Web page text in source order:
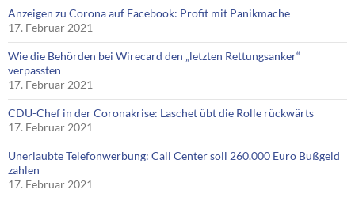
Anzeigen zu Corona auf Facebook: Profit mit Panikmache
17. Februar 2021
Wie die Behörden bei Wirecard den „letzten Rettungsanker“
verpassten
17. Februar 2021
CDU-Chef in der Coronakrise: Laschet übt die Rolle rückwärts
17. Februar 2021
Unerlaubte Telefonwerbung: Call Center soll 260.000 Euro Bußgeld
zahlen
17. Februar 2021